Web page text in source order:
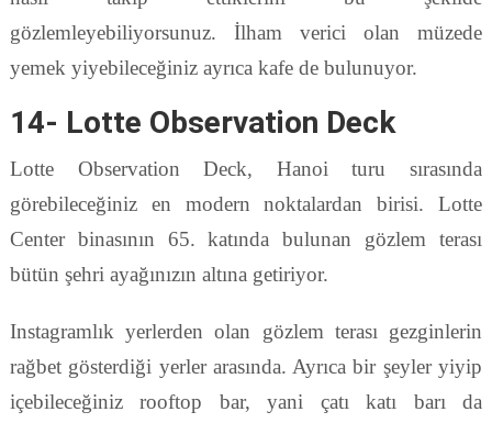
gözlemleyebiliyorsunuz. İlham verici olan müzede
yemek yiyebileceğiniz ayrıca kafe de bulunuyor.
14- Lotte Observation Deck
Lotte Observation Deck, Hanoi turu sırasında
görebileceğiniz en modern noktalardan birisi. Lotte
Center binasının 65. katında bulunan gözlem terası
bütün şehri ayağınızın altına getiriyor.
Instagramlık yerlerden olan gözlem terası gezginlerin
rağbet gösterdiği yerler arasında. Ayrıca bir şeyler yiyip
içebileceğiniz rooftop bar, yani çatı katı barı da